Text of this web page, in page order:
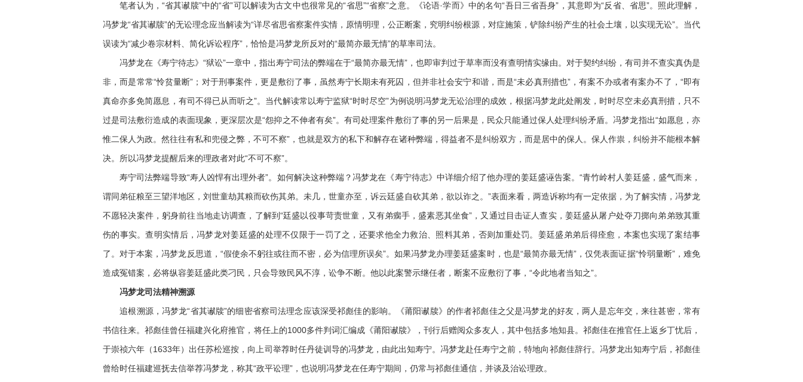
笔者认为，“省其谳牍”中的“省”可以解读为古文中也很常见的“省思”“省察”之意。《论语·学而》中的名句“吾日三省吾身”，其意即为“反省、省思”。照此理解，
冯梦龙“省其谳牍”的无讼理念应当解读为“详尽省思省察案件实情，原情明理，公正断案，究明纠纷根源，对症施策，铲除纠纷产生的社会土壤，以实现无讼”。当代
误读为“减少卷宗材料、简化诉讼程序”，恰恰是冯梦龙所反对的“最简亦最无情”的草率司法。
冯梦龙在《寿宁待志》“狱讼”一章中，指出寿宁司法的弊端在于“最简亦最无情”，也即审判过于草率而没有查明情实缘由。对于契约纠纷，有司并不查实真伪是
非，而是常常“怜贫量断”；对于刑事案件，更是敷衍了事，虽然寿宁长期未有死囚，但并非社会安宁和谐，而是“未必真刑措也”，有案不办或者有案办不了，“即有
真命亦多免简愿息，有司不得已从而听之”。当代解读常以寿宁监狱“时时尽空”为例说明冯梦龙无讼治理的成效，根据冯梦龙此处阐发，时时尽空未必真刑措，只不
过是司法敷衍造成的表面现象，更深层次是“怨抑之不伸者有矣”。有司处理案件敷衍了事的另一后果是，民众只能通过保人处理纠纷矛盾。冯梦龙指出“如愿息，亦
惟二保人为政。然往往有私和兜侵之弊，不可不察”，也就是双方的私下和解存在诸种弊端，得益者不是纠纷双方，而是居中的保人。保人作祟，纠纷并不能根本解
决。所以冯梦龙提醒后来的理政者对此“不可不察”。
寿宁司法弊端导致“寿人凶悍有出理外者”。如何解决这种弊端？冯梦龙在《寿宁待志》中详细介绍了他办理的姜廷盛诬告案。“青竹岭村人姜廷盛，盛气而来，
谓同弟征粮至三望洋地区，刘世童劫其粮而砍伤其弟。未几，世童亦至，诉云廷盛自砍其弟，欲以诈之。”表面来看，两造诉称均有一定依据，为了解实情，冯梦龙
不愿轻决案件，躬身前往当地走访调查，了解到“廷盛以役事苛责世童，又有弟瘸手，盛素恶其坐食”，又通过目击证人查实，姜廷盛从屠户处夺刀掷向弟弟致其重
伤的事实。查明实情后，冯梦龙对姜廷盛的处理不仅限于一罚了之，还要求他全力救治、照料其弟，否则加重处罚。姜廷盛弟弟后得痊愈，本案也实现了案结事
了。对于本案，冯梦龙反思道，“假使余不躬往或往而不密，必为信理所误矣”。如果冯梦龙办理姜廷盛案时，也是“最简亦最无情”，仅凭表面证据“怜弱量断”，难免
造成冤错案，必将纵容姜廷盛此类刁民，只会导致民风不淳，讼争不断。他以此案警示继任者，断案不应敷衍了事，“令此地者当知之”。
冯梦龙司法精神溯源
追根溯源，冯梦龙“省其谳牍”的细密省察司法理念应该深受祁彪佳的影响。《莆阳谳牍》的作者祁彪佳之父是冯梦龙的好友，两人是忘年交，来往甚密，常有
书信往来。祁彪佳曾任福建兴化府推官，将任上的1000多件判词汇编成《莆阳谳牍》，刊行后赠阅众多友人，其中包括多地知县。祁彪佳在推官任上返乡丁忧后，
于崇祯六年（1633年）出任苏松巡按，向上司举荐时任丹徒训导的冯梦龙，由此出知寿宁。冯梦龙赴任寿宁之前，特地向祁彪佳辞行。冯梦龙出知寿宁后，祁彪佳
曾给时任福建巡抚去信举荐冯梦龙，称其“政平讼理”，也说明冯梦龙在任寿宁期间，仍常与祁彪佳通信，并谈及治讼理政。